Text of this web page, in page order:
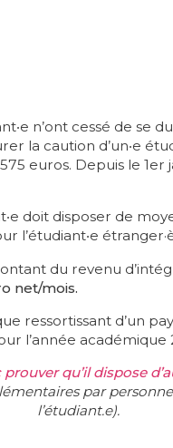
n’ont cessé de se
la caution d’un‧e
euros. Depuis le 1er
doit disposer de
l’étudiant‧e
du revenu
net/mois.
ressortissant d’un
l’année académique
qu’il dispose
par
l’étudiant.e).